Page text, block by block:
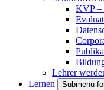
KVP –
Lehrer
Lernen
Submenu